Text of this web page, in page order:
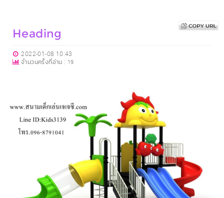
Heading
2022-01-08 10:43
จำนวนครั้งที่อ่าน : 19